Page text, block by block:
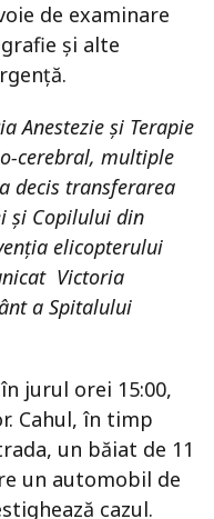
de examinare
și alte
Anestezie și Terapie
cerebral, multiple
decis transferarea
și Copilului din
elicopterului
Victoria
a Spitalului
jurul orei 15:00,
Cahul, în timp
un băiat de 11
un automobil de
cazul.